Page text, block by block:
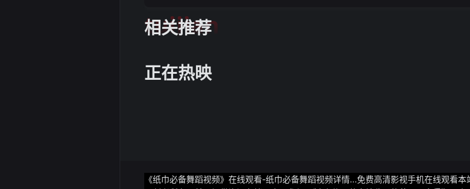
紧盯不放员工节日期间易思想松懈麻痹注意力不集中酒后作业概率增加需时
合理安排值班值守确保出现紧急情况及时处置严格管控开停车作业、检维修作
审批特殊作业严惩作业现场三违行为加强节日期间生产装置和设备的隐患
和水电气密切关注气象预警和路况信息自驾出行需合理规划路线做好保暖和
急、临水临崖临坎等危险路段驾驶时的警惕性切勿酒后、疲劳、超速驾驶；关注
相关推荐
tuijian
正在热映
《纸巾必备舞蹈视频》在线观看-纸巾必备舞蹈视频详情...免费高清影视手机在线观看